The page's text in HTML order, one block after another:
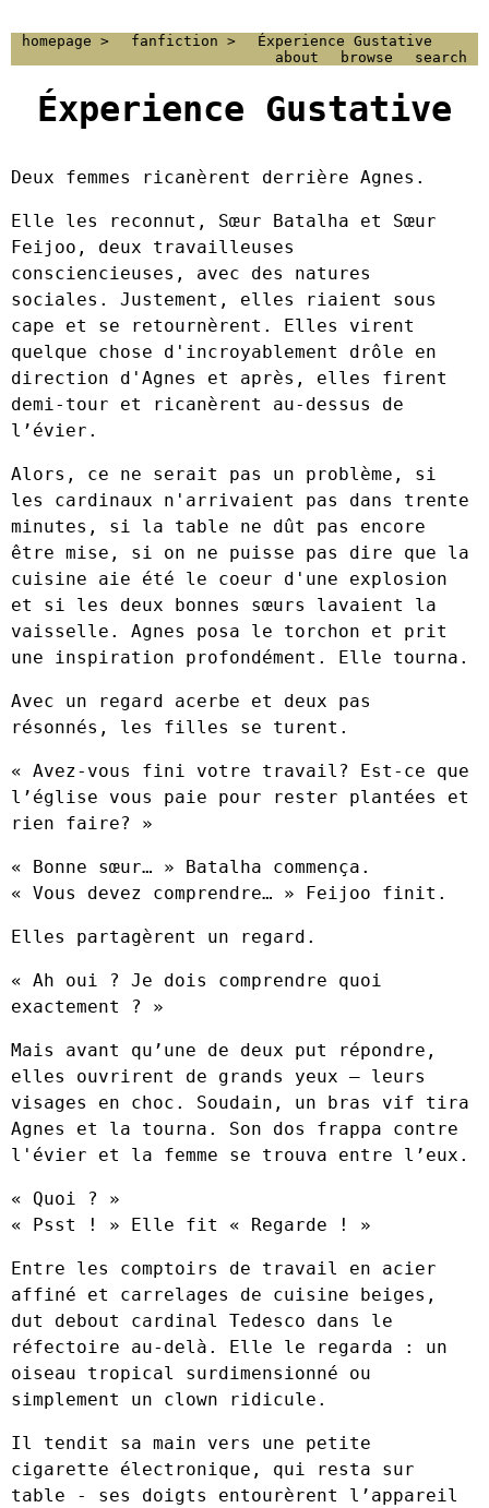
homepage > fanfiction >
Éxperience Gustative
search
browse
about
Éxperience Gustative
Deux femmes ricanèrent derrière Agnes.
Elle les reconnut, Sœur Batalha et Sœur
Feijoo, deux travailleuses
consciencieuses, avec des natures
sociales. Justement, elles riaient sous
cape et se retournèrent. Elles virent
quelque chose d'incroyablement drôle en
direction d'Agnes et après, elles firent
demi-tour et ricanèrent au-dessus de
l’évier.
Alors, ce ne serait pas un problème, si
les cardinaux n'arrivaient pas dans trente
minutes, si la table ne dût pas encore
être mise, si on ne puisse pas dire que la
cuisine aie été le coeur d'une explosion
et si les deux bonnes sœurs lavaient la
vaisselle. Agnes posa le torchon et prit
une inspiration profondément. Elle tourna.
Avec un regard acerbe et deux pas
résonnés, les filles se turent.
« Avez-vous fini votre travail? Est-ce que
l’église vous paie pour rester plantées et
rien faire? »
« Bonne sœur… » Batalha commença.
« Vous devez comprendre… » Feijoo finit.
Elles partagèrent un regard.
« Ah oui ? Je dois comprendre quoi
exactement ? »
Mais avant qu’une de deux put répondre,
elles ouvrirent de grands yeux – leurs
visages en choc. Soudain, un bras vif tira
Agnes et la tourna. Son dos frappa contre
l'évier et la femme se trouva entre l’eux.
« Quoi ? »
« Psst ! » Elle fit « Regarde ! »
Entre les comptoirs de travail en acier
affiné et carrelages de cuisine beiges,
dut debout cardinal Tedesco dans le
réfectoire au-delà. Elle le regarda : un
oiseau tropical surdimensionné ou
simplement un clown ridicule.
Il tendit sa main vers une petite
cigarette électronique, qui resta sur
table - ses doigts entourèrent l’appareil